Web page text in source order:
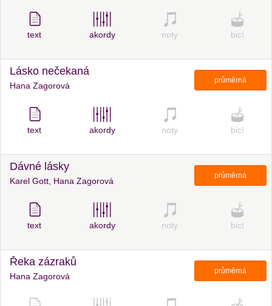
text akordy noty bicí
Lásko nečekaná
Hana Zagorová
průměrná
text akordy noty bicí
Dávné lásky
Karel Gott, Hana Zagorová
průměrná
text akordy noty bicí
Řeka zázraků
Hana Zagorová
průměrná